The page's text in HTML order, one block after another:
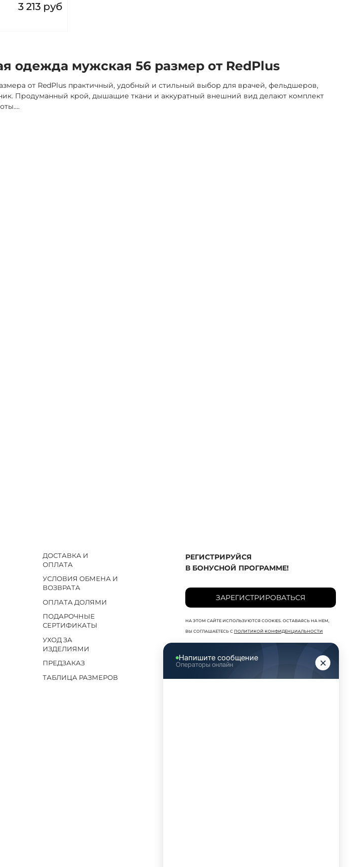
3 213 руб
одежда мужская 56 размер от RedPlus
от RedPlus практичный, удобный и стильный выбор для врачей, фельдшеров,
Продуманный крой, дышащие ткани и аккуратный внешний вид делают комплект
...
ДОСТАВКА И
ОПЛАТА
УСЛОВИЯ ОБМЕНА И
ВОЗВРАТА
ОПЛАТА ДОЛЯМИ
ПОДАРОЧНЫЕ
СЕРТИФИКАТЫ
УХОД ЗА
ИЗДЕЛИЯМИ
ПРЕДЗАКАЗ
ТАБЛИЦА РАЗМЕРОВ
РЕГИСТРИРУЙСЯ
В БОНУСНОЙ ПРОГРАММЕ!
ЗАРЕГИСТРИРОВАТЬСЯ
НА ЭТОМ САЙТЕ ИСПОЛЬЗУЮТСЯ COOKIES. ОСТАВАЯСЬ НА НЕМ,
ВЫ СОГЛАШАЕТЕСЬ С ПОЛИТИКОЙ КОНФИДЕНЦИАЛЬНОСТИ